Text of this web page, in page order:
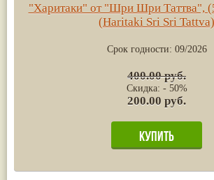
"Харитаки" от "Шри Шри Таттва",
(Haritaki Sri Sri Tattva)
Срок годности: 09/2026
400.00 руб.
Скидка: - 50%
200.00 руб.